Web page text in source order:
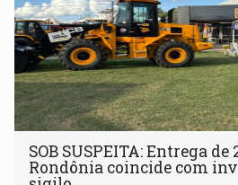
SOB SUSPEITA: Entrega
Rondônia coincide com